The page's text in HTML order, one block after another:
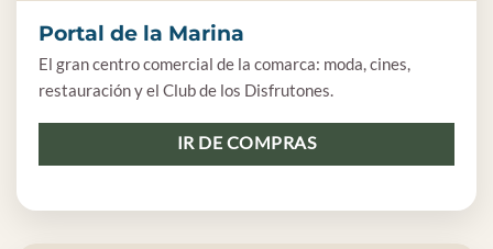
Portal de la Marina
El gran centro comercial de la comarca: moda, cines,
restauración y el Club de los Disfrutones.
IR DE COMPRAS